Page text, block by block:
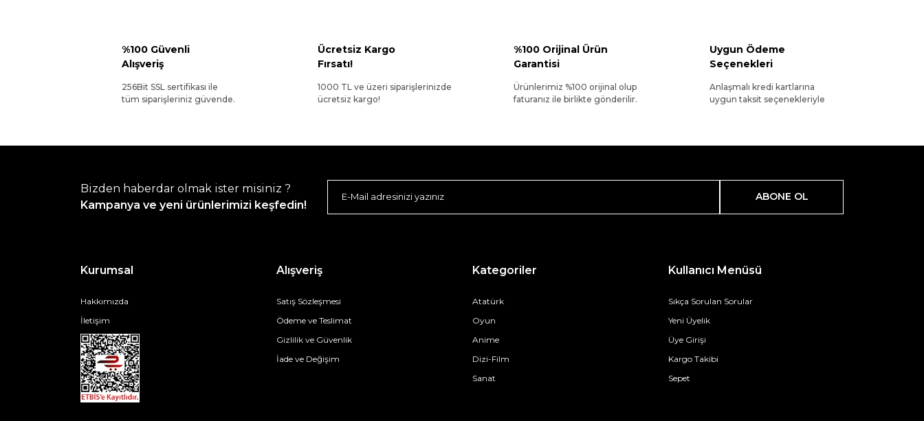
%100 Güvenli
Alışveriş
256Bit SSL sertifikası ile
tüm siparişleriniz güvende.
Ücretsiz Kargo
Fırsatı!
1000 TL ve üzeri siparişlerinizde
ücretsiz kargo!
%100 Orijinal Ürün
Garantisi
Ürünlerimiz %100 orijinal olup
faturanız ile birlikte gönderilir.
Uygun Ödeme
Seçenekleri
Anlaşmalı kredi kartlarına
uygun taksit seçenekleriyle
Bizden haberdar olmak ister misiniz ?
Kampanya ve yeni ürünlerimizi keşfedin!
ABONE OL
Kurumsal
Hakkımızda
İletişim
Alışveriş
Satış Sözleşmesi
Ödeme ve Teslimat
Gizlilik ve Güvenlik
İade ve Değişim
Kategoriler
Atatürk
Oyun
Anime
Dizi-Film
Sanat
Kullanıcı Menüsü
Sıkça Sorulan Sorular
Yeni Üyelik
Üye Girişi
Kargo Takibi
Sepet